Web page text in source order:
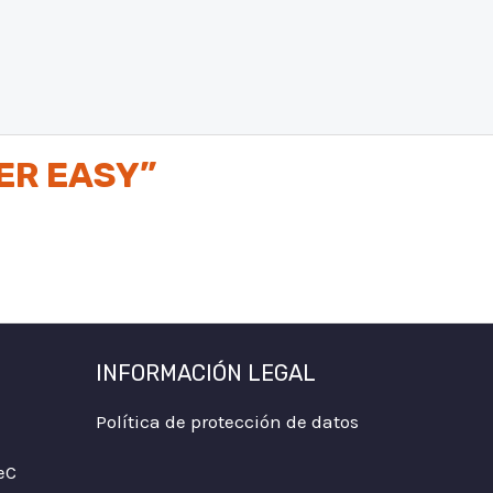
EASY”
INFORMACIÓN LEGAL
Política de protección de datos